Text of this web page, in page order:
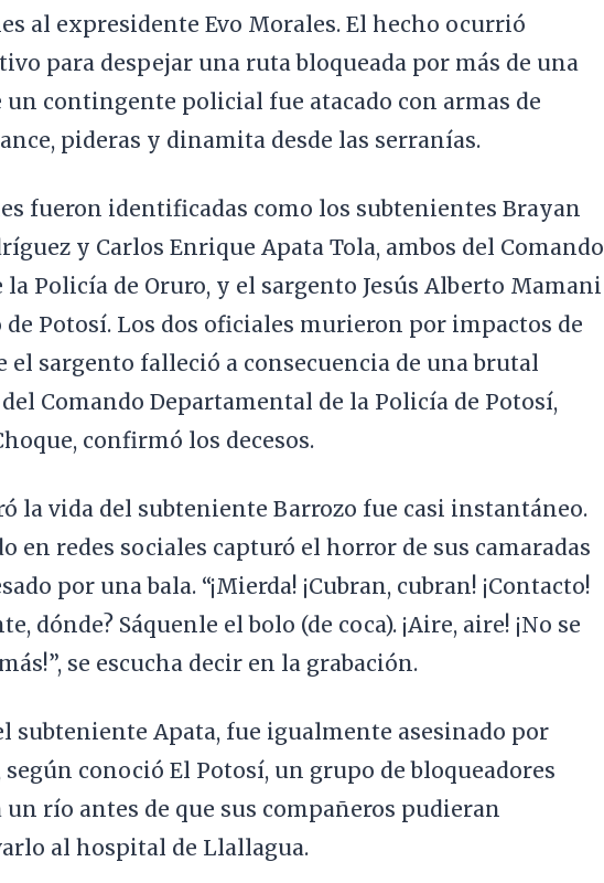
al expresidente Evo Morales. El hecho ocurrió
para despejar una ruta bloqueada por más de una
un contingente policial fue atacado con armas de
pideras y dinamita desde las serranías.
fueron identificadas como los subtenientes Brayan
y Carlos Enrique Apata Tola, ambos del Comando
Policía de Oruro, y el sargento Jesús Alberto Mamani
de Potosí. Los dos oficiales murieron por impactos de
el sargento falleció a consecuencia de una brutal
Comando Departamental de la Policía de Potosí,
confirmó los decesos.
la vida del subteniente Barrozo fue casi instantáneo.
en redes sociales capturó el horror de sus camaradas
por una bala. “¡Mierda! ¡Cubran, cubran! ¡Contacto!
dónde? Sáquenle el bolo (de coca). ¡Aire, aire! ¡No se
se escucha decir en la grabación.
subteniente Apata, fue igualmente asesinado por
según conoció El Potosí, un grupo de bloqueadores
un río antes de que sus compañeros pudieran
al hospital de Llallagua.